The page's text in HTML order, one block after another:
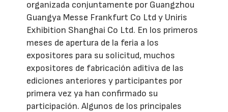
organizada conjuntamente por Guangzhou
Guangya Messe Frankfurt Co Ltd y Uniris
Exhibition Shanghai Co Ltd. En los primeros
meses de apertura de la feria a los
expositores para su solicitud, muchos
expositores de fabricación aditiva de las
ediciones anteriores y participantes por
primera vez ya han confirmado su
participación. Algunos de los principales